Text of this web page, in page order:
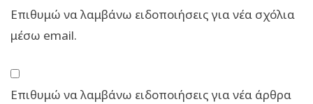
Επιθυμώ να λαμβάνω ειδοποιήσεις για νέα σχόλια
μέσω email.
Επιθυμώ να λαμβάνω ειδοποιήσεις για νέα άρθρα